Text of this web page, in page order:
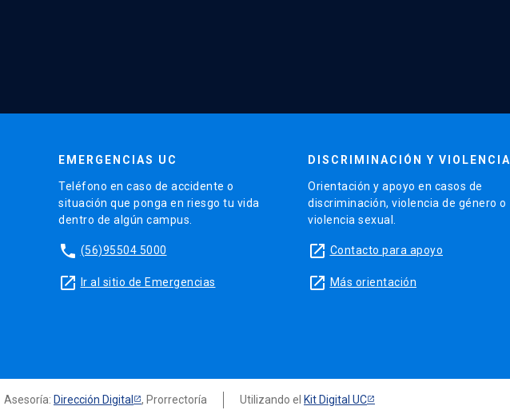
EMERGENCIAS UC
Teléfono en caso de accidente o
situación que ponga en riesgo tu vida
dentro de algún campus.
phone (56)95504 5000
launch Ir al sitio de Emergencias
DISCRIMINACIÓN Y VIOLENCIA
Orientación y apoyo en casos de
discriminación, violencia de género o
violencia sexual.
launch Contacto para apoyo
launch Más orientación
Asesoría: Dirección Digital , Prorrectoría Utilizando el Kit Digital UC